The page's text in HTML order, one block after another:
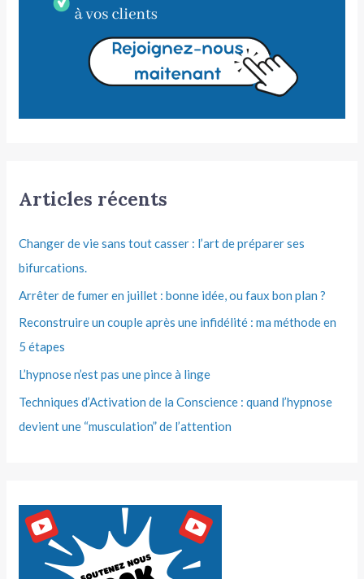
Articles récents
Changer de vie sans tout casser : l’art de préparer ses
bifurcations.
Arrêter de fumer en juillet : bonne idée, ou faux bon plan ?
Reconstruire un couple après une infidélité : ma méthode en
5 étapes
L’hypnose n’est pas une pince à linge
Techniques d’Activation de la Conscience : quand l’hypnose
devient une “musculation” de l’attention